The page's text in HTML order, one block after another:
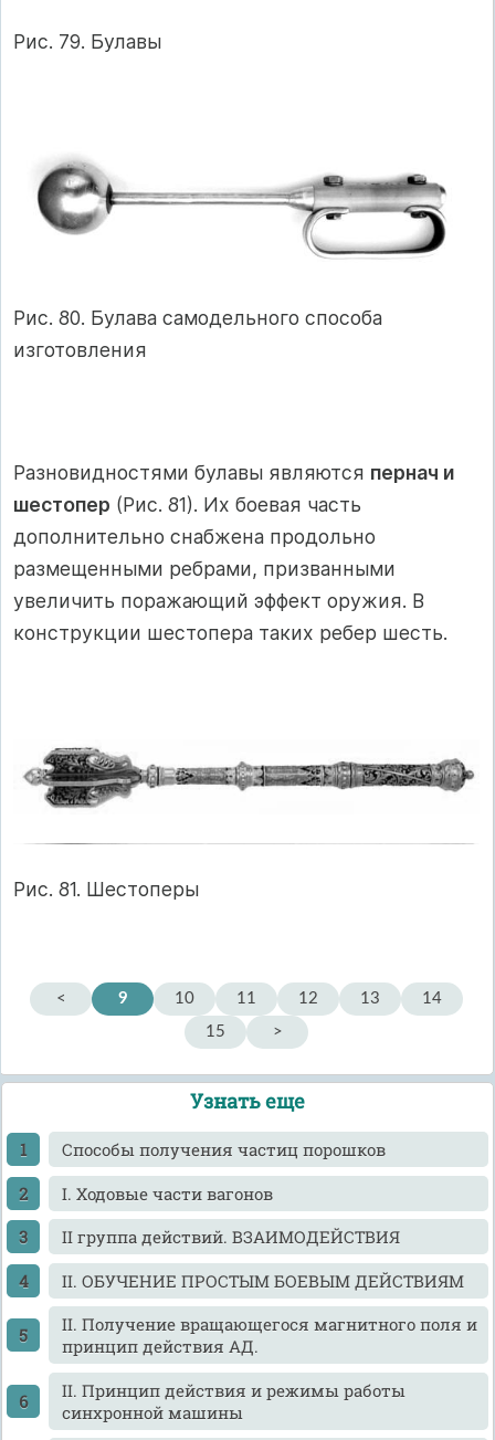
Рис. 79. Булавы
Рис. 80. Булава самодельного способа
изготовления
Разновидностями булавы являются пернач и
шестопер (Рис. 81). Их боевая часть
дополнительно снабжена продольно
размещенными ребрами, призванными
увеличить поражающий эффект оружия. В
конструкции шестопера таких ребер шесть.
Рис. 81. Шестоперы
< 9 10 11 12 13
14
15
>
Узнать еще
Cпособы получения частиц порошков
I. Ходовые части вагонов
II группа действий. ВЗАИМОДЕЙСТВИЯ
II. ОБУЧЕНИЕ ПРОСТЫМ БОЕВЫМ ДЕЙСТВИЯМ
II. Получение вращающегося магнитного поля и
принцип действия АД.
II. Принцип действия и режимы работы
синхронной машины